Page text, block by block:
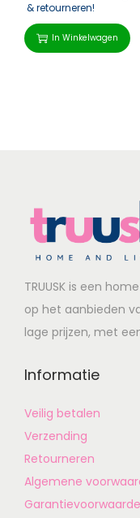
& retourneren!
In Winkelwagen
TRUUSK is een
op het aanbieden
lage prijzen, met
Informatie
Veilig betalen
Verzending
Retourneren
Algemene